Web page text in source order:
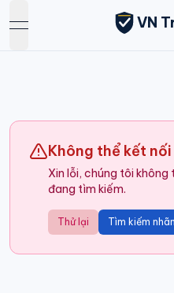
open navigation menu
VN
Không thể kết
Xin lỗi, chúng tôi
đang tìm kiếm.
Thử lại Tìm kiếm